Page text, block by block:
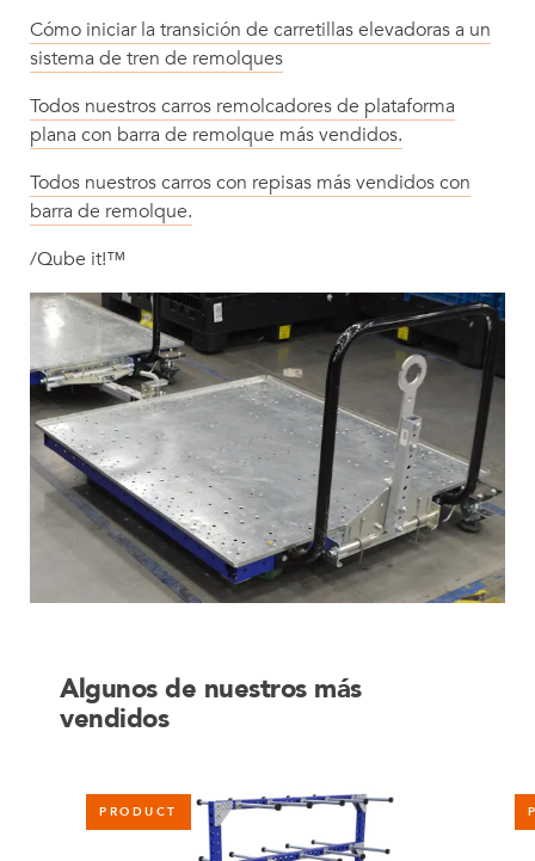
Cómo iniciar la transición de carretillas elevadoras a un
sistema de tren de remolques
Todos nuestros carros remolcadores de plataforma
plana con barra de remolque más vendidos.
Todos nuestros carros con repisas más vendidos con
barra de remolque.
/Qube it!™
Algunos de nuestros más
vendidos
PRODUCT